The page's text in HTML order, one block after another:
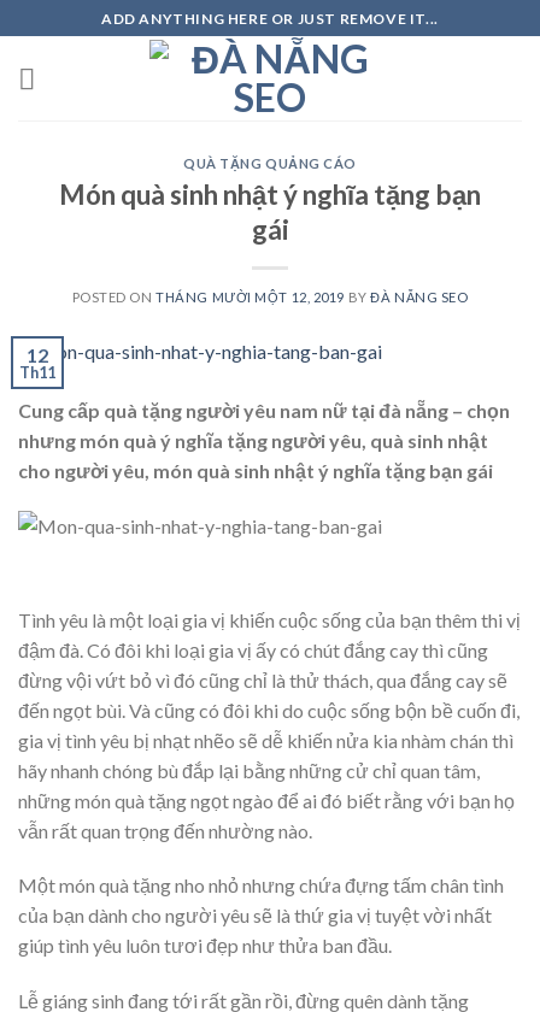
to
content
ADD ANYTHING HERE OR JUST REMOVE IT...
QUÀ TẶNG QUẢNG CÁO
Món quà sinh nhật ý nghĩa tặng bạn
gái
POSTED ONTHÁNG MƯỜI MỘT 12, 2019 BYĐÀ NẴNG SEO
12
Th11
Cung cấp quà tặng người yêu nam nữ tại đà nẵng – chọn
nhưng món quà ý nghĩa tặng người yêu, quà sinh nhật
cho người yêu, món quà sinh nhật ý nghĩa tặng bạn gái
Tình yêu là một loại gia vị khiến cuộc sống của bạn thêm thi vị
đậm đà. Có đôi khi loại gia vị ấy có chút đắng cay thì cũng
đừng vội vứt bỏ vì đó cũng chỉ là thử thách, qua đắng cay sẽ
đến ngọt bùi. Và cũng có đôi khi do cuộc sống bộn bề cuốn đi,
gia vị tình yêu bị nhạt nhẽo sẽ dễ khiến nửa kia nhàm chán thì
hãy nhanh chóng bù đắp lại bằng những cử chỉ quan tâm,
những món quà tặng ngọt ngào để ai đó biết rằng với bạn họ
vẫn rất quan trọng đến nhường nào.
Một món quà tặng nho nhỏ nhưng chứa đựng tấm chân tình
của bạn dành cho người yêu sẽ là thứ gia vị tuyệt vời nhất
giúp tình yêu luôn tươi đẹp như thửa ban đầu.
Lễ giáng sinh đang tới rất gần rồi, đừng quên dành tặng